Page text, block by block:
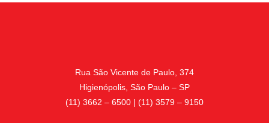
Rua São Vicente de Paulo, 374
Higienópolis, São Paulo – SP
(11) 3662 – 6500 | (11) 3579 – 9150